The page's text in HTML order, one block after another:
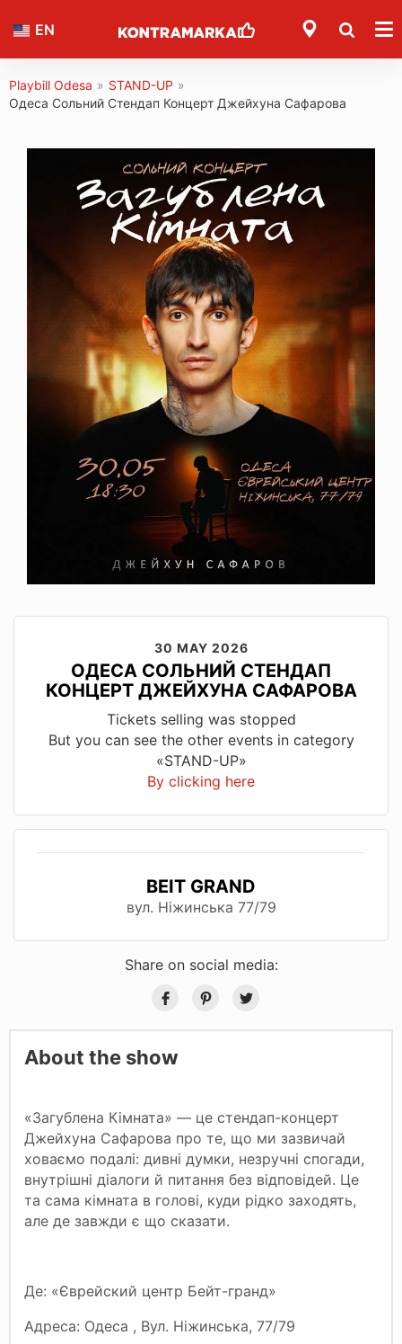
EN
Playbill Odesa » STAND-UP »
Одеса Сольний Стендап Концерт Джейхуна Сафарова
30 MAY 2026
ОДЕСА СОЛЬНИЙ СТЕНДАП
КОНЦЕРТ ДЖЕЙХУНА САФАРОВА
Tickets selling was stopped
But you can see the other events in category
«STAND-UP»
By clicking here
BEIT GRAND
вул. Ніжинська 77/79
Share on social media:
About the show
«Загублена Кімната» — це стендап-концерт
Джейхуна Сафарова про те, що ми зазвичай
ховаємо подалі: дивні думки, незручні спогади,
внутрішні діалоги й питання без відповідей. Це
та сама кімната в голові, куди рідко заходять,
але де завжди є що сказати.
Де: «Єврейский центр Бейт-гранд»
Адреса: Одеса , Вул. Ніжинська, 77/79